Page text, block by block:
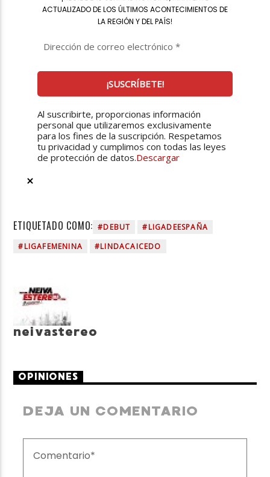
ACTUALIZADO DE LOS ÚLTIMOS ACONTECIMIENTOS DE
LA REGIÓN Y DEL PAÍS!
Al suscribirte, proporcionas información
personal que utilizaremos exclusivamente
para los fines de la suscripción. Respetamos
tu privacidad y cumplimos con todas las leyes
de protección de datos.Descargar
ETIQUETADO COMO: #DEBUT
#LIGADEESPAÑA
#LIGAFEMENINA
#LINDACAICEDO
neivastereo
OPINIONES
DEJA UN COMENTARIO